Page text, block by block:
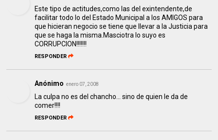
Este tipo de actitudes,como las del exintendente,de
facilitar todo lo del Estado Municipal a los AMIGOS para
que hicieran negocio se tiene que llevar a la Justicia para
que se haga la misma.Masciotra lo suyo es
CORRUPCION!!!!!!!
RESPONDER
Anónimo enero 07, 2008
La culpa no es del chancho... sino de quien le da de
comer!!!!
RESPONDER